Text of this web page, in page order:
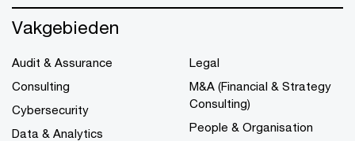
Vakgebieden
Audit & Assurance
Consulting
Cybersecurity
Data & Analytics
Legal
M&A (Financial & Strategy
Consulting)
People & Organisation